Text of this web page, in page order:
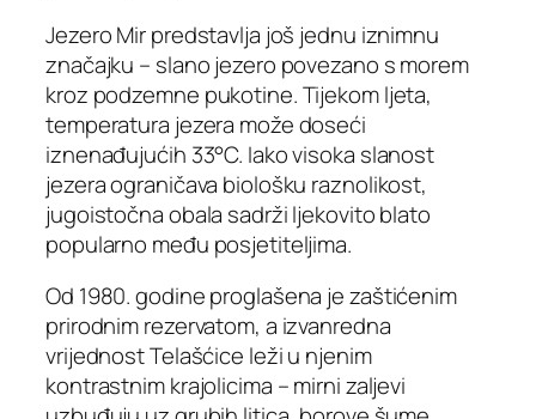
Jezero Mir predstavlja još jednu iznimnu
značajku – slano jezero povezano s morem
kroz podzemne pukotine. Tijekom ljeta,
temperatura jezera može doseći
iznenađujućih 33°C. Iako visoka slanost
jezera ograničava biološku raznolikost,
jugoistočna obala sadrži ljekovito blato
popularno među posjetiteljima.
Od 1980. godine proglašena je zaštićenim
prirodnim rezervatom, a izvanredna
vrijednost Telašćice leži u njenim
kontrastnim krajolicima – mirni zaljevi